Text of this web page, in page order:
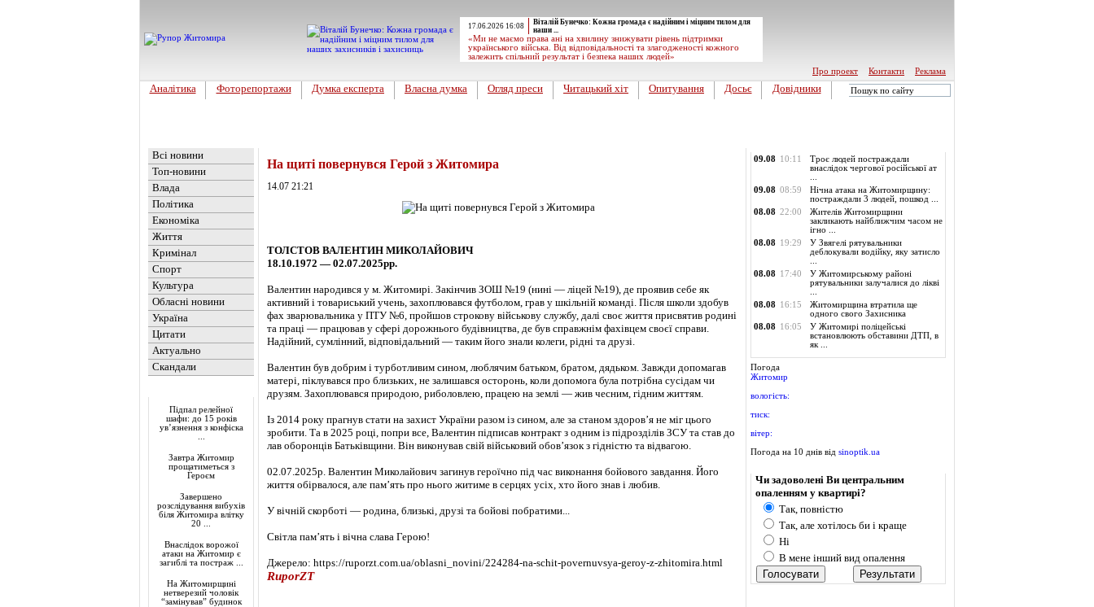
17.06.2026 16:08
Віталій Бунечко: Кожна громада є надійним і міцним тилом для
наши ...
«Ми не маємо права ані на хвилину знижувати рівень підтримки
українського війська. Від відповідальності та злагодженості кожного
залежить спільний результат і безпека наших людей»
Про проект
Контакти Реклама
Аналітика Фоторепортажи Думка експерта Власна думка Огляд преси Читацький хіт Опитування Досьє Довідники
Всі новини
Топ-новини
Влада
Політика
Економіка
Життя
Кримінал
Спорт
Культура
Обласні новини
Україна
Цитати
Актуально
Скандали
Підпал релейної
шафи: до 15 років
ув’язнення з конфіска
Завтра Житомир
прощатиметься з
Героєм
Завершено
розслідування вибухів
біля Житомира влітку
20 ...
Внаслідок ворожої
атаки на Житомир є
загиблі та постраж ...
На Житомирщині
нетверезий чоловік
“замінував” будинок
На щиті повернувся Герой з Житомира
14.07 21:21
ТОЛСТОВ ВАЛЕНТИН МИКОЛАЙОВИЧ
18.10.1972 — 02.07.2025рр.
Валентин народився у м. Житомирі. Закінчив ЗОШ №19 (нині — ліцей №19), де проявив себе як
активний і товариський учень, захоплювався футболом, грав у шкільній команді. Після школи здобув
фах зварювальника у ПТУ №6, пройшов строкову військову службу, далі своє життя присвятив родині
та праці — працював у сфері дорожнього будівництва, де був справжнім фахівцем своєї справи.
Надійний, сумлінний, відповідальний — таким його знали колеги, рідні та друзі.
Валентин був добрим і турботливим сином, люблячим батьком, братом, дядьком. Завжди допомагав
матері, піклувався про близьких, не залишався осторонь, коли допомога була потрібна сусідам чи
друзям. Захоплювався природою, риболовлею, працею на землі — жив чесним, гідним життям.
Із 2014 року прагнув стати на захист України разом із сином, але за станом здоров’я не міг цього
зробити. Та в 2025 році, попри все, Валентин підписав контракт з одним із підрозділів ЗСУ та став до
лав оборонців Батьківщини. Він виконував свій військовий обов’язок з гідністю та відвагою.
02.07.2025р. Валентин Миколайович загинув героїчно під час виконання бойового завдання. Його
життя обірвалося, але пам’ять про нього житиме в серцях усіх, хто його знав і любив.
У вічній скорботі — родина, близькі, друзі та бойові побратими...
Світла пам’ять і вічна слава Герою!
Джерело: https://ruporzt.com.ua/oblasni_novini/224284-na-schit-povernuvsya-geroy-z-zhitomira.html
RuporZT
09.08 10:11
Троє людей постраждали
внаслідок чергової російської ат
09.08 08:59
Нічна атака на Житомирщину:
постраждали 3 людей, пошкод ...
08.08 22:00
Жителів Житомирщини
закликають найближчим часом не
ігно ...
08.08 19:29
У Звягелі рятувальники
деблокували водійку, яку затисло
08.08 17:40
У Житомирському районі
рятувальники залучалися до лікві
08.08 16:15
Житомирщина втратила ще
одного свого Захисника
08.08 16:05
У Житомирі поліцейські
встановлюють обставини ДТП, в
як ...
Погода
Житомир
вологість:
тиск:
вітер:
Погода на 10 днів від sinoptik.ua
Чи задоволені Ви центральним
опаленням у квартирі?
Так, повністю
Так, але хотілось би і краще
Ні
В мене інший вид опалення